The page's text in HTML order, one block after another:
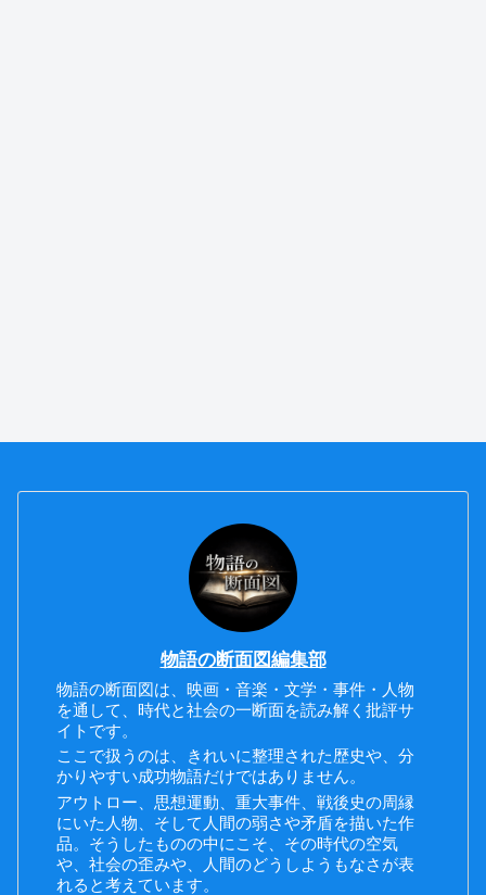
物語の断面図編集部
物語の断面図は、映画・音楽・文学・事件・人物
を通して、時代と社会の一断面を読み解く批評サ
イトです。
ここで扱うのは、きれいに整理された歴史や、分
かりやすい成功物語だけではありません。
アウトロー、思想運動、重大事件、戦後史の周縁
にいた人物、そして人間の弱さや矛盾を描いた作
品。そうしたものの中にこそ、その時代の空気
や、社会の歪みや、人間のどうしようもなさが表
れると考えています。